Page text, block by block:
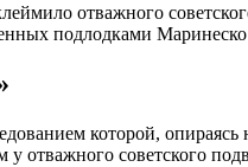
отважного
подлодками
которой,
отважного советского